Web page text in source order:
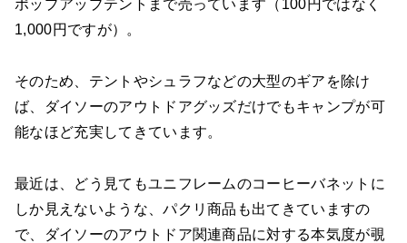
ポップアップテントまで売っています（100円ではなく
1,000円ですが）。
そのため、テントやシュラフなどの大型のギアを除け
ば、ダイソーのアウトドアグッズだけでもキャンプが可
能なほど充実してきています。
最近は、どう見てもユニフレームのコーヒーバネットに
しか見えないような、パクリ商品も出てきていますの
で、ダイソーのアウトドア関連商品に対する本気度が覗